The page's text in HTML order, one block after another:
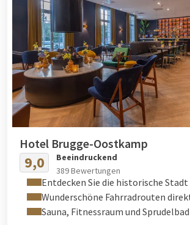
Hotel Brugge-Oostkamp
9,0
Beeindruckend
389 Bewertungen
Entdecken Sie die historische
Wunderschöne Fahrradrouten
Sauna, Fitnessraum und Sprudelbad